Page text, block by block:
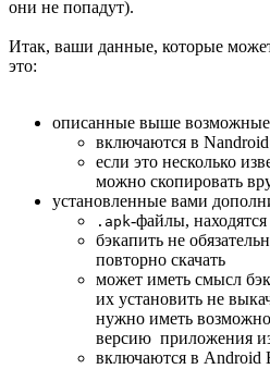
они не попадут).
Итак, ваши данные, которые
это:
описанные выше
включаются в
если это несколько
можно скопировать
установленные вами
.apk-файлы, находятся
бэкапить не
повторно скачать
может иметь смысл
их установить не
нужно иметь
версию приложения
включаются в Android